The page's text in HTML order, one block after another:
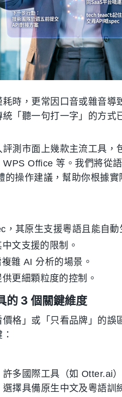
時，更常因口音或雜音導
「聽一句打一字」的方式
測市面上幾款主流工具，
Office 等。我們將從
操作建議，幫助你根據
，其原生支援粵語且能自動
文支援的限制。
雜 AI 分析的場景。
更細顆粒度的控制。
的 3 個關鍵維度
格」或「只看品牌」的誤
多國際工具（如 Otter.ai
擇具備原生中文及粵語訓